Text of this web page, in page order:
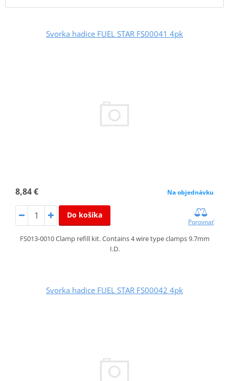
Svorka hadice FUEL STAR FS00041 4pk
8,84 € Na objednávku
Do košíka
Porovnať
FS013-0010 Clamp refill kit. Contains 4 wire type clamps 9.7mm
I.D.
Svorka hadice FUEL STAR FS00042 4pk